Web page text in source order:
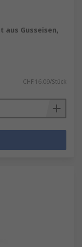
aus Gusseisen,
CHF.16.09/Stück